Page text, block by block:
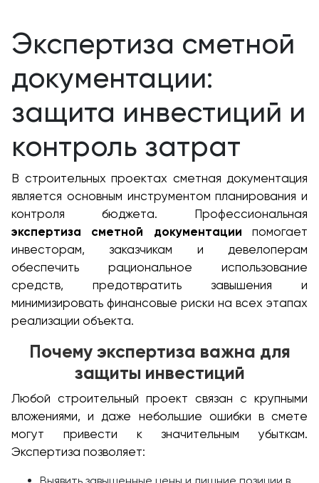
Экспертиза сметной
документации:
защита инвестиций и
контроль затрат
В строительных проектах сметная документация
является основным инструментом планирования и
контроля бюджета. Профессиональная
экспертиза сметной документации помогает
инвесторам, заказчикам и девелоперам
обеспечить рациональное использование
средств, предотвратить завышения и
минимизировать финансовые риски на всех этапах
реализации объекта.
Почему экспертиза важна для
защиты инвестиций
Любой строительный проект связан с крупными
вложениями, и даже небольшие ошибки в смете
могут привести к значительным убыткам.
Экспертиза позволяет: